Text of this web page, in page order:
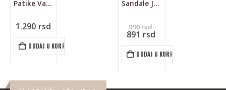
Sandale Jack Wolfskin, dečije
990rsd Originalna
cena
je
bila:
990 rsd.
891rsdTrenutna
cena
je:
891 rsd.
DODAJ U KORPU
obuca d
PROČITAJTE JOŠ